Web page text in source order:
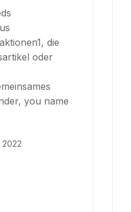
die
oder
you name
2022